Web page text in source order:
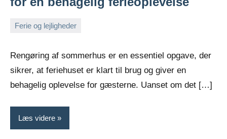
Ferie og lejligheder
2026
Rengøring af sommerhus er en essentiel opgave, der
sikrer, at feriehuset er klart til brug og giver en
behagelig oplevelse for gæsterne. Uanset om det […]
Læs videre